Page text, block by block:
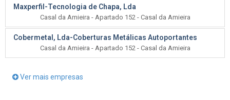
Maxperfil-Tecnologia de Chapa, Lda
Casal da Amieira - Apartado 152 - Casal da Amieira
Cobermetal, Lda-Coberturas Metálicas Autoportantes
Casal da Amieira - Apartado 152 - Casal da Amieira
Ver mais empresas